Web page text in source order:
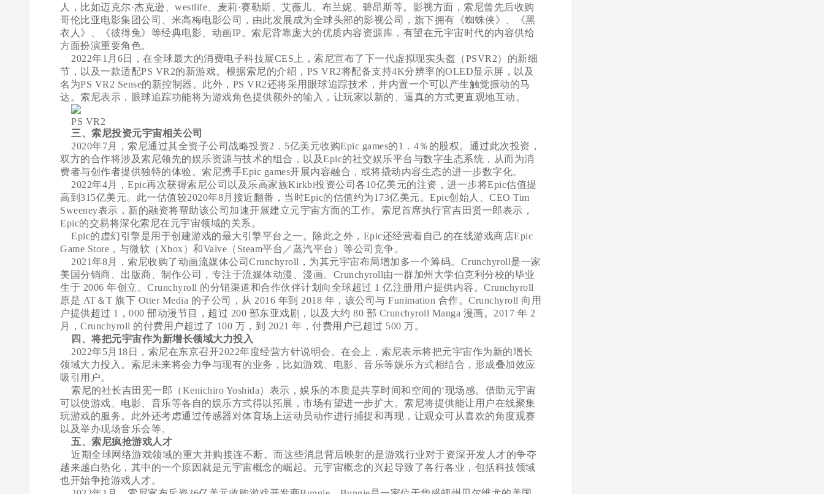
人，比如迈克尔·杰克逊、westlife、麦莉·赛勒斯、艾薇儿、布兰妮、碧昂斯等。影视方面，索尼曾先后收购
哥伦比亚电影集团公司、米高梅电影公司，由此发展成为全球头部的影视公司，旗下拥有《蜘蛛侠》、《黑
衣人》、《彼得兔》等经典电影、动画IP。索尼背靠庞大的优质内容资源库，有望在元宇宙时代的内容供给
方面扮演重要角色。
2022年1月6日，在全球最大的消费电子科技展CES上，索尼宣布了下一代虚拟现实头盔（PSVR2）的新细
节，以及一款适配PS VR2的新游戏。根据索尼的介绍，PS VR2将配备支持4K分辨率的OLED显示屏，以及
名为PS VR2 Sense的新控制器。此外，PS VR2还将采用眼球追踪技术，并内置一个可以产生触觉振动的马
达。索尼表示，眼球追踪功能将为游戏角色提供额外的输入，让玩家以新的、逼真的方式更直观地互动。
PS VR2
三、索尼投资元宇宙相关公司
2020年7月，索尼通过其全资子公司战略投资2．5亿美元收购Epic games的1．4％的股权。通过此次投资，
双方的合作将涉及索尼领先的娱乐资源与技术的组合，以及Epic的社交娱乐平台与数字生态系统，从而为消
费者与创作者提供独特的体验。索尼携手Epic games开展内容融合，或将撬动内容生态的进一步数字化。
2022年4月，Epic再次获得索尼公司以及乐高家族Kirkbi投资公司各10亿美元的注资，进一步将Epic估值提
高到315亿美元。此一估值较2020年8月接近翻番，当时Epic的估值约为173亿美元。Epic创始人、CEO Tim
Sweeney表示，新的融资将帮助该公司加速开展建立元宇宙方面的工作。索尼首席执行官吉田贤一郎表示，
Epic的交易将深化索尼在元宇宙领域的关系。
Epic的虚幻引擎是用于创建游戏的最大引擎平台之一。除此之外，Epic还经营着自己的在线游戏商店Epic
Game Store，与微软（Xbox）和Valve（Steam平台／蒸汽平台）等公司竞争。
2021年8月，索尼收购了动画流媒体公司Crunchyroll，为其元宇宙布局增加多一个筹码。Crunchyroll是一家
美国分销商、出版商、制作公司，专注于流媒体动漫、漫画。Crunchyroll由一群加州大学伯克利分校的毕业
生于 2006 年创立。Crunchyroll 的分销渠道和合作伙伴计划向全球超过 1 亿注册用户提供内容。Crunchyroll
原是 AT＆T 旗下 Otter Media 的子公司，从 2016 年到 2018 年，该公司与 Funimation 合作。Crunchyroll 向用
户提供超过 1，000 部动漫节目，超过 200 部东亚戏剧，以及大约 80 部 Crunchyroll Manga 漫画。2017 年 2
月，Crunchyroll 的付费用户超过了 100 万，到 2021 年，付费用户已超过 500 万。
四、将把元宇宙作为新增长领域大力投入
2022年5月18日，索尼在东京召开2022年度经营方针说明会。在会上，索尼表示将把元宇宙作为新的增长
领域大力投入。索尼未来将会力争与现有的业务，比如游戏、电影、音乐等娱乐方式相结合，形成叠加效应
吸引用户。
索尼的社长吉田宪一郎（Kenichiro Yoshida）表示，娱乐的本质是共享时间和空间的‘现场感。借助元宇宙
可以使游戏、电影、音乐等各自的娱乐方式得以拓展，市场有望进一步扩大。索尼将提供能让用户在线聚集
玩游戏的服务。此外还考虑通过传感器对体育场上运动员动作进行捕捉和再现，让观众可从喜欢的角度观赛
以及举办现场音乐会等。
五、索尼疯抢游戏人才
近期全球网络游戏领域的重大并购接连不断。而这些消息背后映射的是游戏行业对于资深开发人才的争夺
越来越白热化，其中的一个原因就是元宇宙概念的崛起。元宇宙概念的兴起导致了各行各业，包括科技领域
也开始争抢游戏人才。